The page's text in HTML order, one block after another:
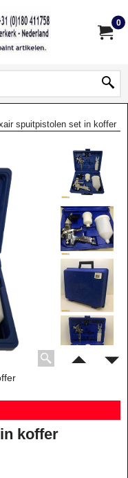
0
spuitpistolen set in koffer
koffer